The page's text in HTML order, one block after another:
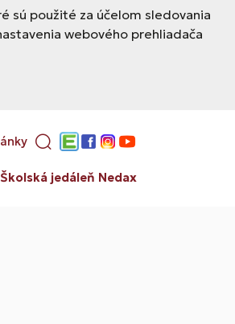
sú použité za účelom sledovania
webového prehliadača
Edupage
Facebook
Instagram
YouTube
Školská jedáleň Nedax